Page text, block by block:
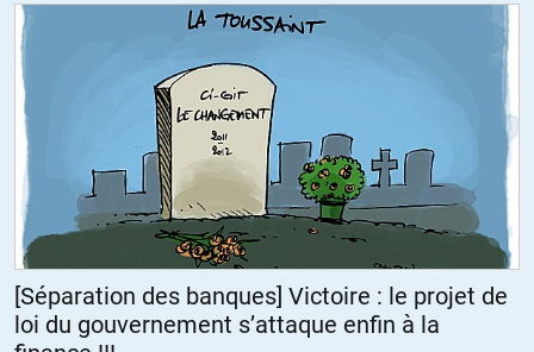
[Séparation des banques] Victoire : le projet de
loi du gouvernement s’attaque enfin à la